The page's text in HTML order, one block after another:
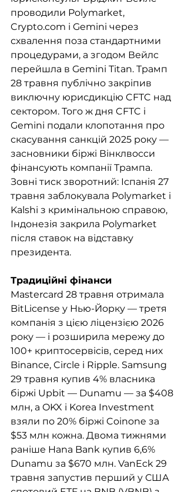
проводили Polymarket,
Crypto.com і Gemini через
схвалення поза стандартними
процедурами, а згодом Вейлс
перейшла в Gemini Titan. Трамп
28 травня публічно закріпив
виключну юрисдикцію CFTC над
сектором. Того ж дня CFTC і
Gemini подали клопотання про
скасування санкцій 2025 року —
засновники біржі Вінклвосси
фінансують компанії Трампа.
Зовні тиск зворотний: Іспанія 27
травня заблокувала Polymarket і
Kalshi з кримінальною справою,
Індонезія закрила Polymarket
після ставок на відставку
президента.
Традиційні фінанси
Mastercard 28 травня отримала
BitLicense у Нью-Йорку — третя
компанія з цією ліцензією 2026
року — і розширила мережу до
100+ криптосервісів, серед них
Binance, Circle і Ripple. Samsung
29 травня купив 4% власника
біржі Upbit — Dunamu — за $408
млн, а OKX і Korea Investment
взяли по 20% біржі Coinone за
$53 млн кожна. Двома тижнями
раніше Hana Bank купив 6,6%
Dunamu за $670 млн. VanEck 29
травня запустив перший у США